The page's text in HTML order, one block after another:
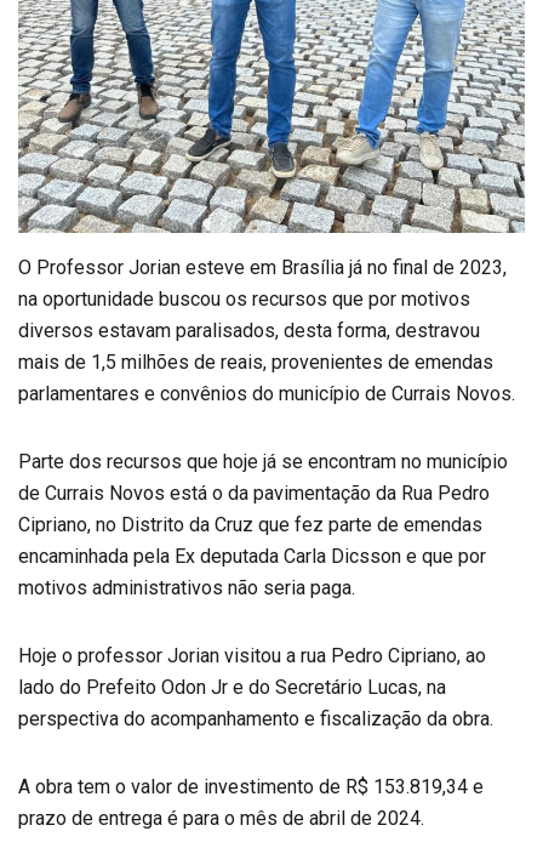
O Professor Jorian esteve em Brasília já no final de 2023,
na oportunidade buscou os recursos que por motivos
diversos estavam paralisados, desta forma, destravou
mais de 1,5 milhões de reais, provenientes de emendas
parlamentares e convênios do município de Currais Novos.
Parte dos recursos que hoje já se encontram no município
de Currais Novos está o da pavimentação da Rua Pedro
Cipriano, no Distrito da Cruz que fez parte de emendas
encaminhada pela Ex deputada Carla Dicsson e que por
motivos administrativos não seria paga.
Hoje o professor Jorian visitou a rua Pedro Cipriano, ao
lado do Prefeito Odon Jr e do Secretário Lucas, na
perspectiva do acompanhamento e fiscalização da obra.
A obra tem o valor de investimento de R$ 153.819,34 e
prazo de entrega é para o mês de abril de 2024.